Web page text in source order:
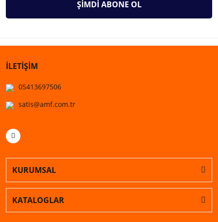
ŞİMDİ ABONE OL
İLETİŞİM
05413697506
satis@amf.com.tr
KURUMSAL
KATALOGLAR